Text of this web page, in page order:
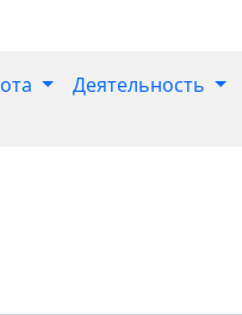
Деятельность